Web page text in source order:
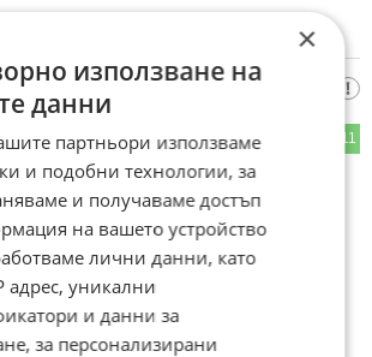
Украйна
11
изрази недоволство от курса на
с ЕС. Руският президент
че ситуацията в Армения напомня
до началото на "кризата" в Украйна.
ставащото в
УКрайна като криза.
×
използване на
данни
партньори използваме
и подобни технологии, за
и получаваме достъп
на вашето устройство
лични данни, като
адрес, уникални
и данни за
за персонализирани